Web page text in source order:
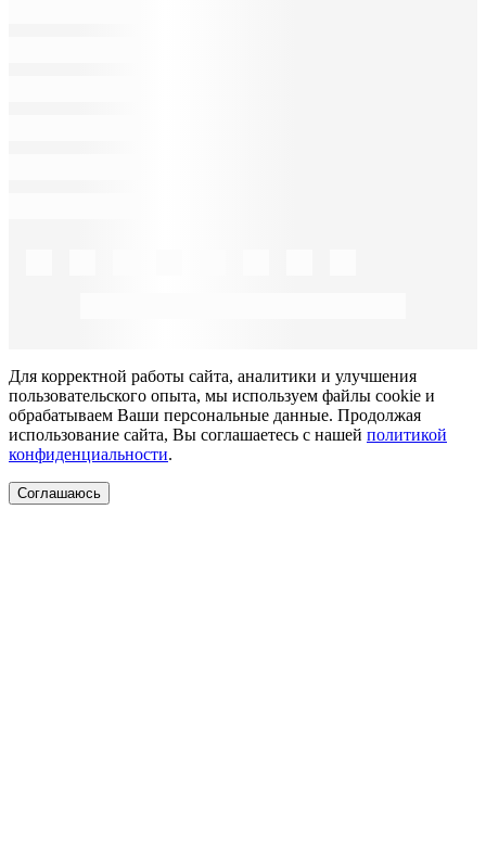
Для корректной работы сайта, аналитики и улучшения
пользовательского опыта, мы используем файлы cookie и
обрабатываем Ваши персональные данные. Продолжая
использование сайта, Вы соглашаетесь с нашей политикой
конфиденциальности.
Соглашаюсь